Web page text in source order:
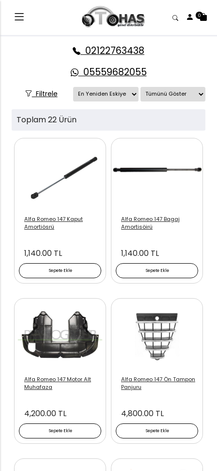
0
02122763438
05559682055
Filtrele
Toplam 22 Ürün
Sepete Ekle
Alfa Romeo 147 Kaput
Amortiösrü
1,140.00 TL
Sepete Ekle
Alfa Romeo 147 Bagaj
Amortisöirü
1,140.00 TL
Sepete Ekle
Alfa Romeo 147 Motor Alt
Muhafaza
4,200.00 TL
Sepete Ekle
Alfa Romeo 147 Ön Tampon
Panjuru
4,800.00 TL